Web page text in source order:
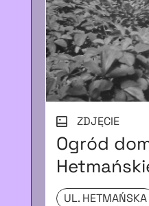
ZDJĘCIE
Ogród
UL. HETMAŃSKA